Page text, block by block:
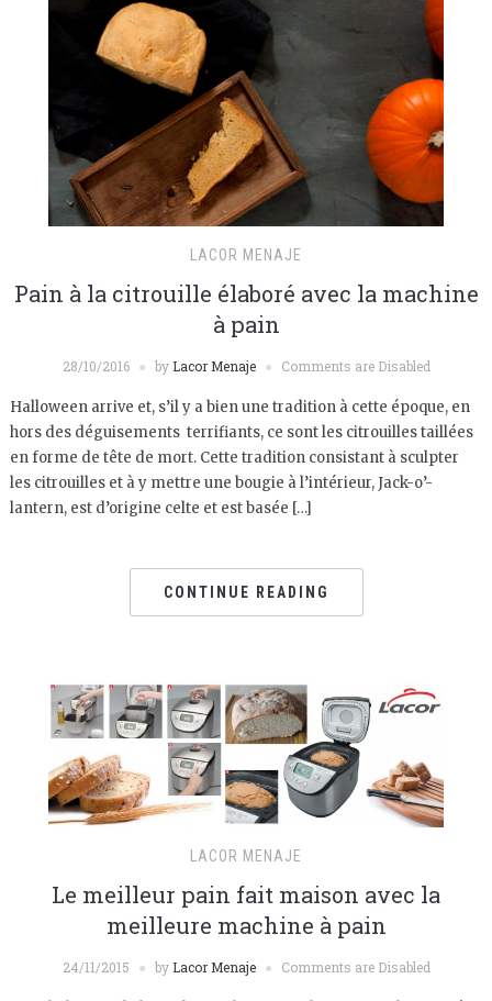
LACOR MENAJE
Pain à la citrouille élaboré avec la machine
à pain
28/10/2016 by Lacor Menaje Comments are Disabled
Halloween arrive et, s’il y a bien une tradition à cette époque, en
hors des déguisements terrifiants, ce sont les citrouilles taillées
en forme de tête de mort. Cette tradition consistant à sculpter
les citrouilles et à y mettre une bougie à l’intérieur, Jack-o’-
lantern, est d’origine celte et est basée […]
CONTINUE READING
LACOR MENAJE
Le meilleur pain fait maison avec la
meilleure machine à pain
24/11/2015 by Lacor Menaje Comments are Disabled